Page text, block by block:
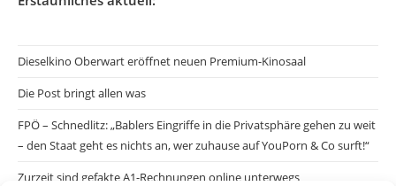
Dieselkino Oberwart eröffnet neuen Premium-Kinosaal
Die Post bringt allen was
FPÖ – Schnedlitz: „Bablers Eingriffe in die Privatsphäre gehen zu weit
– den Staat geht es nichts an, wer zuhause auf YouPorn & Co surft!“
Zurzeit sind gefakte A1-Rechnungen online unterwegs